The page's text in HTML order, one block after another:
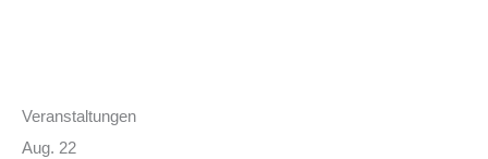
Veranstaltungen
Aug. 22